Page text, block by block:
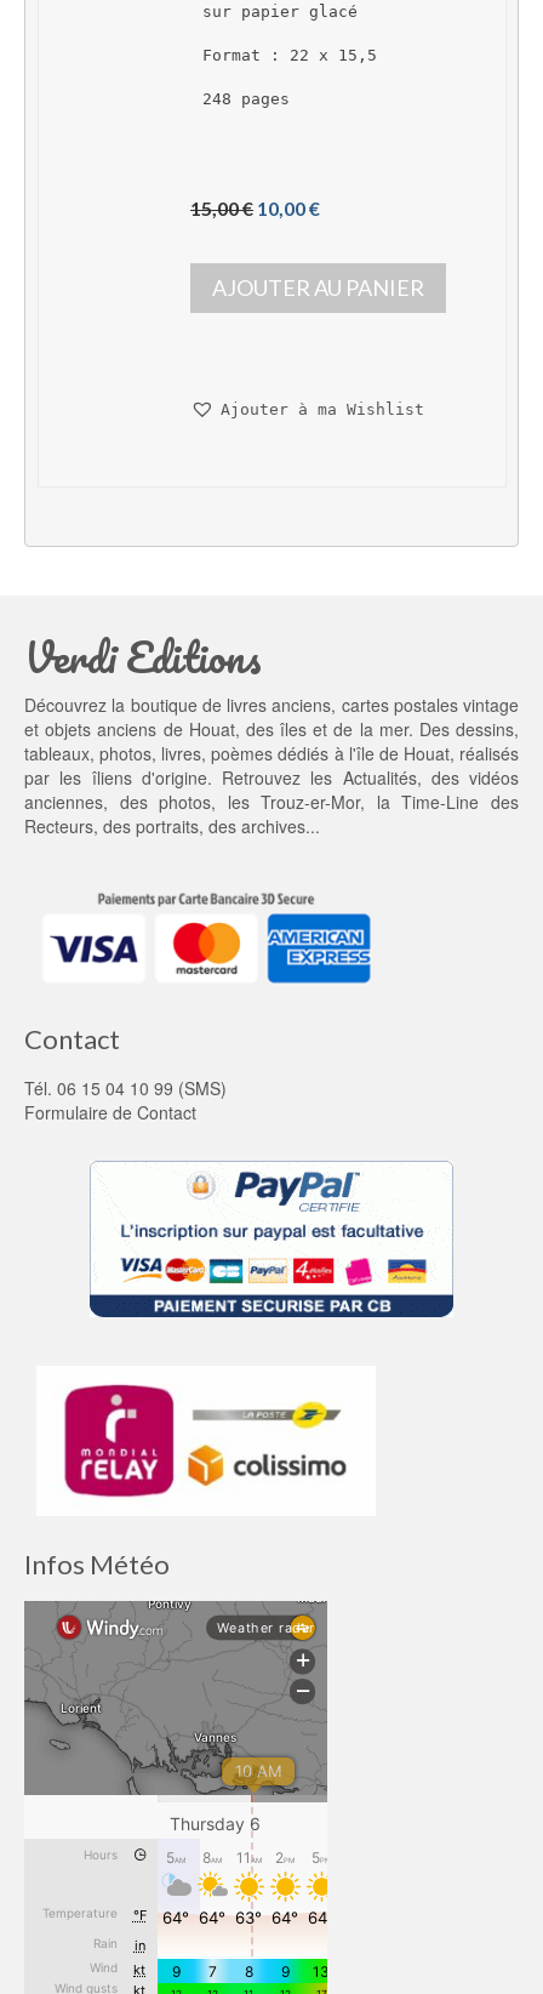
sur papier glacé
Format : 22 x 15,5
248 pages
15,00 € L
p
r
i
i
é
t :
5,
0
0 €.
10,00 €L
p
r
i
t
s
AJOUTER AU PANIER
Ajouter à ma Wishlist
Verdi Editions
Découvrez la boutique de livres anciens, cartes postales vintage
et objets anciens de Houat, des îles et de la mer. Des dessins,
tableaux, photos, livres, poèmes dédiés à l'île de Houat, réalisés
par les îliens d'origine. Retrouvez les Actualités, des vidéos
anciennes, desphotos, lesTrouz-er-Mor, laTime-Line des
Recteurs, des portraits, des archives...
Contact
Tél. 06 15 04 10 99 (SMS)
Formulaire de Contact
Infos Météo